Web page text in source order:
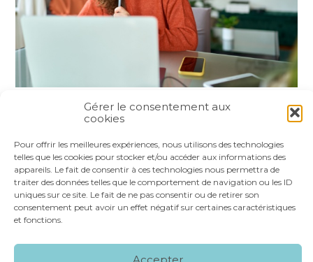
Gérer le consentement aux
cookies
Pour offrir les meilleures expériences, nous utilisons des technologies
telles que les cookies pour stocker et/ou accéder aux informations des
appareils. Le fait de consentir à ces technologies nous permettra de
traiter des données telles que le comportement de navigation ou les ID
uniques sur ce site. Le fait de ne pas consentir ou de retirer son
consentement peut avoir un effet négatif sur certaines caractéristiques
et fonctions.
Accepter
FaceBook
TwitterLinkedIn
Principale